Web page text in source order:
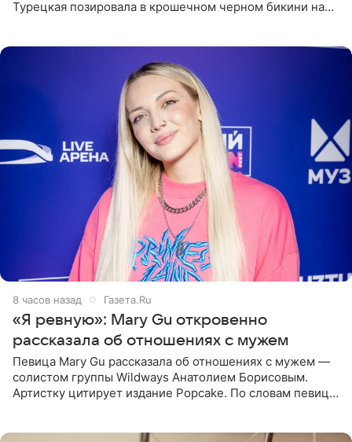
Турецкая позировала в крошечном черном бикини на
8 часов назад Газета.Ru
«Я ревную»: Mary Gu откровенно
рассказала об отношениях с мужем
Певица Mary Gu рассказала об отношениях с мужем —
солистом группы Wildways Анатолием Борисовым.
Артистку цитирует издание Popcake. По словам певицы,